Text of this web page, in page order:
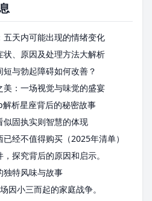
天内可能出现的情绪变化
、原因及处理方法大解析
与勃起障碍如何改善？
：一场视觉与味觉的盛宴
析星座背后的秘密故事
似固执实则智慧的体现
经不值得购买（2025年清单）
探究背后的原因和启示。
独特风味与故事
因小三而起的家庭战争。